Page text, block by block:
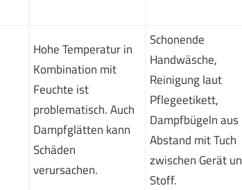
Hohe Temperatur in
Kombination mit
Feuchte ist
problematisch. Auch
Dampfglätten kann
Schäden
verursachen.
Schonende
Handwäsche,
Reinigung laut
Pflegeetikett,
Dampfbügeln aus
Abstand mit Tuch
zwischen Gerät
Stoff.